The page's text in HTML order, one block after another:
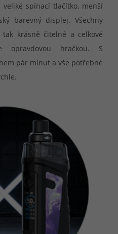
spínací tlačítko, menší
barevný displej. Všechny
krásně čitelné a celkové
opravdovou hračkou. S
pár minut a vše potřebné